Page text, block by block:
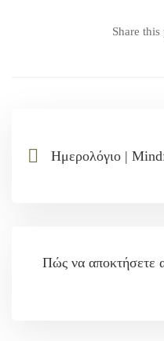
Share this
Ημερολόγιο |
Πώς να αποκτήσετε